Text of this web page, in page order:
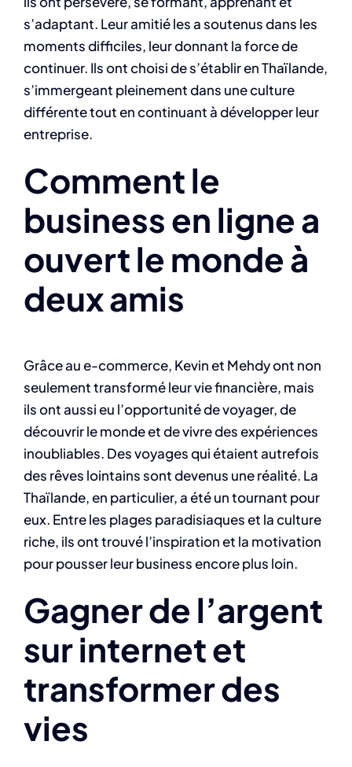
s’adaptant. Leur amitié les a soutenus dans les
moments difficiles, leur donnant la force de
continuer. Ils ont choisi de s’établir en Thaïlande,
s’immergeant pleinement dans une culture
différente tout en continuant à développer leur
entreprise.
Comment le
business en ligne a
ouvert le monde à
deux amis
Grâce au e-commerce, Kevin et Mehdy ont non
seulement transformé leur vie financière, mais
ils ont aussi eu l’opportunité de voyager, de
découvrir le monde et de vivre des expériences
inoubliables. Des voyages qui étaient autrefois
des rêves lointains sont devenus une réalité. La
Thaïlande, en particulier, a été un tournant pour
eux. Entre les plages paradisiaques et la culture
riche, ils ont trouvé l’inspiration et la motivation
pour pousser leur business encore plus loin.
Gagner de l’argent
sur internet et
transformer des
vies